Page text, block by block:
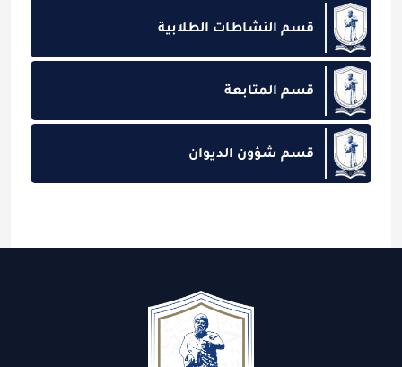
قسم النشاطات الطلابية
قسم المتابعة
قسم شؤون الديوان